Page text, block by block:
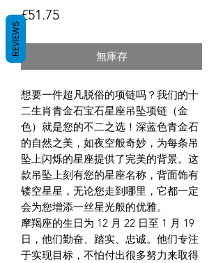
£51.75價格
無庫存
想要一件超凡脱俗的项链吗？我们的十
二生肖青金石宝石星座吊坠项链（金
色）就是您的不二之选！深蓝色青金石
的自然之美，如夜空般奇妙，为每条吊
坠上闪烁的星座提供了完美的背景。这
款吊坠上刻有您的星座名称，背面饰有
镂空星星，无论您走到哪里，它都一定
会为您增添一丝星光般的优雅。
摩羯座的生日为 12 月 22 日至 1 月 19
日，他们勤奋、踏实、忠诚。他们专注
于实现目标，不怕付出很多努力来取得
REVIEWS